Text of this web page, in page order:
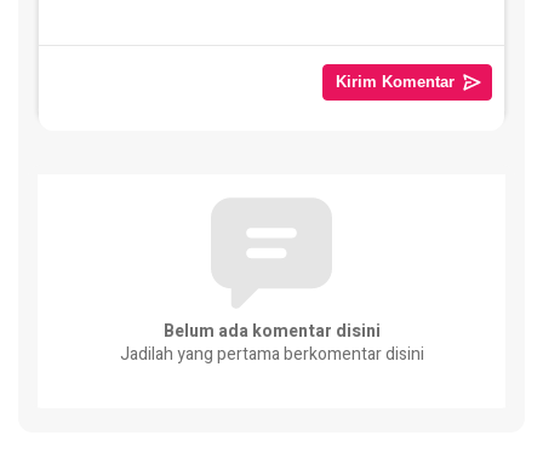
Belum ada komentar disini
Jadilah yang pertama berkomentar disini